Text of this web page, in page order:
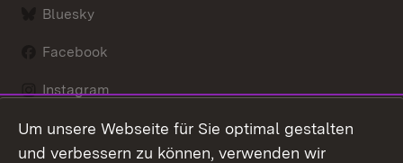
Bluesky
Facebook
Instagram
LinkedIn
Um unsere Webseite für Sie optimal gestalten
und verbessern zu können, verwenden wir